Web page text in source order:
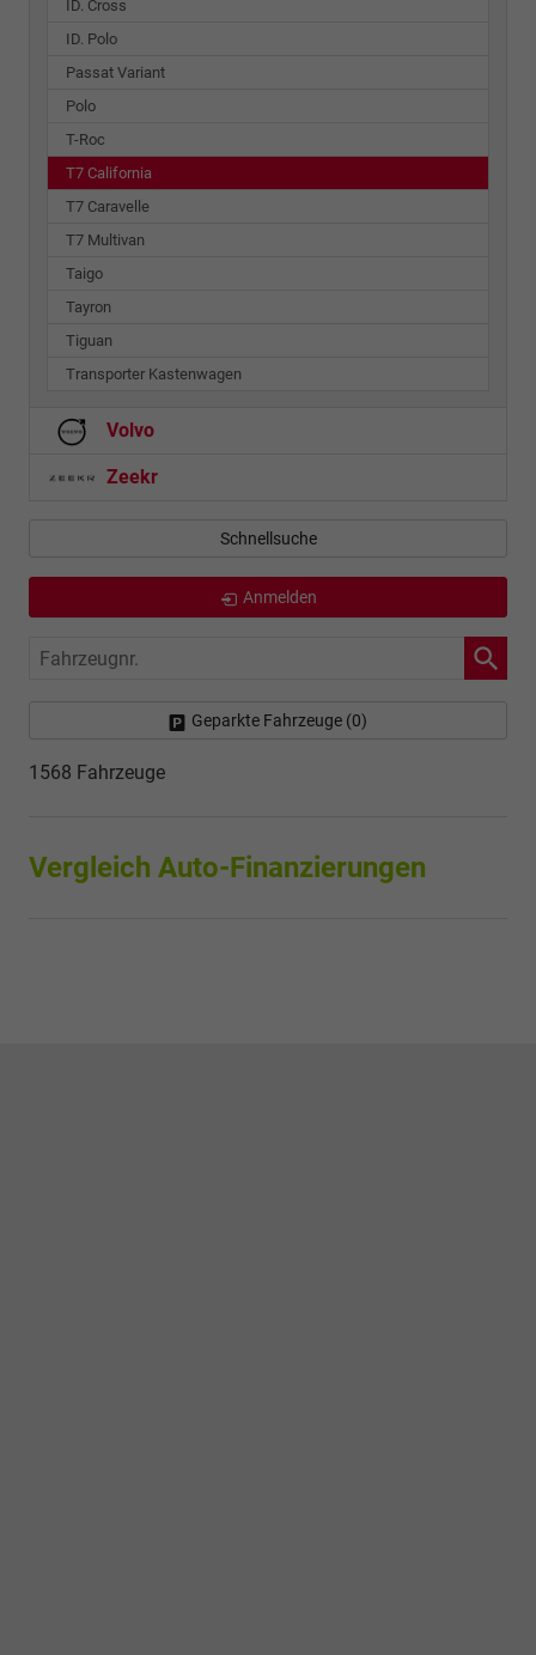
ID. Cross
ID. Polo
Passat Variant
Polo
T-Roc
T7 California
T7 Caravelle
T7 Multivan
Taigo
Tayron
Tiguan
Transporter Kastenwagen
Volvo
Zeekr
Schnellsuche
Anmelden
Fahrzeugnr.
Geparkte Fahrzeuge (0)
1568 Fahrzeuge
Vergleich Auto-Finanzierungen